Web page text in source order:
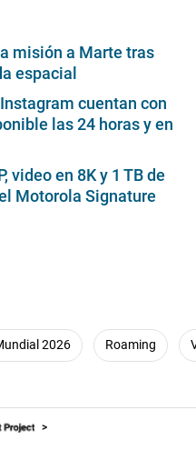
misión a Marte tras
espacial
cuentan con
las 24 horas y en
video en 8K y 1 TB de
Motorola Signature
2026 Roaming